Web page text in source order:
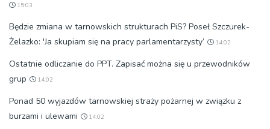
15:03
Będzie zmiana w tarnowskich strukturach PiS? Poseł Szczurek-
Żelazko: 'Ja skupiam się na pracy parlamentarzysty’
14:02
Ostatnie odliczanie do PPT. Zapisać można się u przewodników
grup
14:02
Ponad 50 wyjazdów tarnowskiej straży pożarnej w związku z
burzami i ulewami
14:02